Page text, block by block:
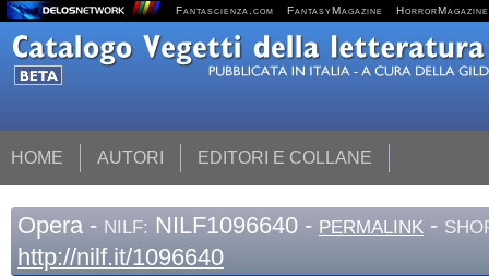
Fantascienza.com FantasyMagazine HorrorMagazine
HOME AUTORI EDITORI E COLLANE
Opera - NILF: NILF1096640 - PERMALINK -
http://nilf.it/1096640